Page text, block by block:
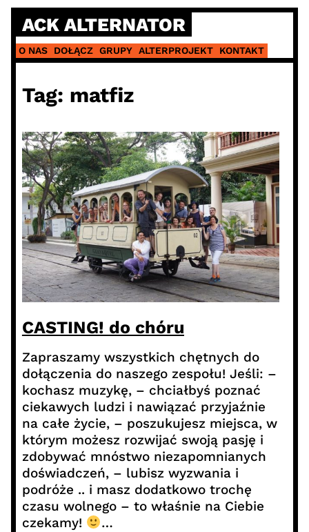
Skip
content
ACK ALTERNATOR
O NAS DOŁĄCZ GRUPY ALTERPROJEKT KONTAKT
Tag: matfiz
CASTING! do chóru
Zapraszamy wszystkich chętnych do
dołączenia do naszego zespołu! Jeśli: –
kochasz muzykę, – chciałbyś poznać
ciekawych ludzi i nawiązać przyjaźnie
na całe życie, – poszukujesz miejsca, w
którym możesz rozwijać swoją pasję i
zdobywać mnóstwo niezapomnianych
doświadczeń, – lubisz wyzwania i
podróże .. i masz dodatkowo trochę
czasu wolnego – to właśnie na Ciebie
czekamy!
…